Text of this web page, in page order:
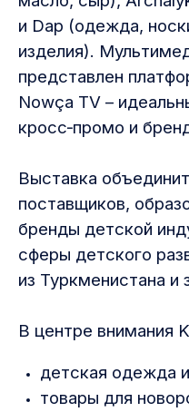
и Dap (одежда,
изделия).
представлен
Nowça TV –
кросс‑промо и
Выставка
поставщиков,
бренды детской
сферы детского
из Туркменистана и
В центре внимания
детская одежда
товары для